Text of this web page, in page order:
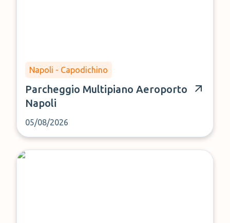
Napoli - Capodichino
Parcheggio Multipiano Aeroporto
Napoli
05/08/2026